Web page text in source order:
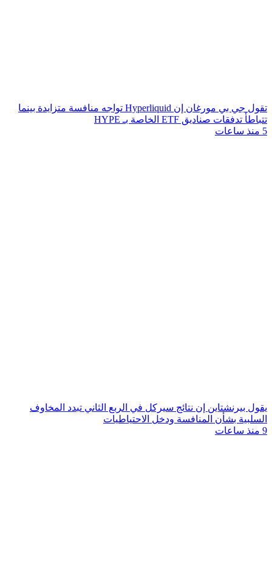
تقول جي بي مورغان إن Hyperliquid تواجه منافسة متزايدة بينما
تتباطأ تدفقات صناديق ETF الخاصة بـ HYPE
5 منذ ساعات
يقول بيرنشتاين إن نتائج سيركل في الربع الثاني تبدد المخاوف
السلبية بشأن المنافسة ودخل الاحتياطيات
9 منذ ساعات